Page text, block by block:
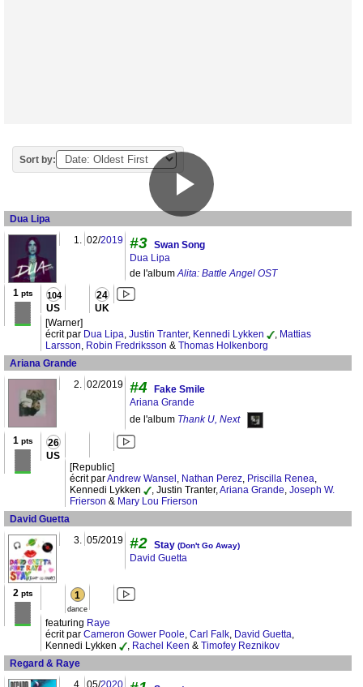
Sort by:
Dua Lipa
1. 02/2019 #3 Swan Song
Dua Lipa
de l'albumAlita: Battle Angel OST
1 pts
104
US
24
UK
[Warner]
écrit par Dua Lipa, Justin Tranter, Kennedi Lykken , Mattias
Larsson, Robin Fredriksson & Thomas Holkenborg
Ariana Grande
2. 02/2019 #4
Fake Smile
Ariana Grande
de l'album Thank U, Next
1 pts 26
US
[Republic]
écrit parAndrew Wansel, Nathan Perez, Priscilla Renea,
Kennedi Lykken
, Justin Tranter,Ariana Grande, Joseph W.
Frierson & Mary Lou Frierson
David Guetta
3. 05/2019 #2 Stay (Don't Go Away)
David Guetta
2 pts 1
dance
featuring Raye
écrit par Cameron Gower Poole, Carl Falk, David Guetta,
Kennedi Lykken
, Rachel Keen & Timofey Reznikov
Regard & Raye
4.
05/2020